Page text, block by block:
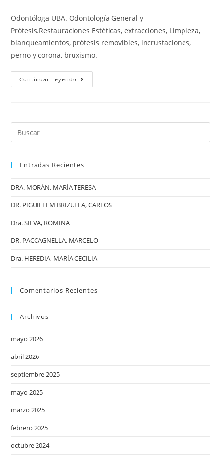
Odontóloga UBA. Odontología General y
Prótesis.Restauraciones Estéticas, extracciones, Limpieza,
blanqueamientos, prótesis removibles, incrustaciones,
perno y corona, bruxismo.
Continuar Leyendo
Entradas Recientes
DRA. MORÁN, MARÍA TERESA
DR. PIGUILLEM BRIZUELA, CARLOS
Dra. SILVA, ROMINA
DR. PACCAGNELLA, MARCELO
Dra. HEREDIA, MARÍA CECILIA
Comentarios Recientes
Archivos
mayo 2026
abril 2026
septiembre 2025
mayo 2025
marzo 2025
febrero 2025
octubre 2024